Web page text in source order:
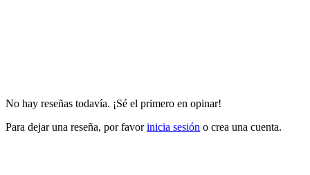
No hay reseñas todavía. ¡Sé el primero en opinar!
Para dejar una reseña, por favorinicia sesión o crea una cuenta.